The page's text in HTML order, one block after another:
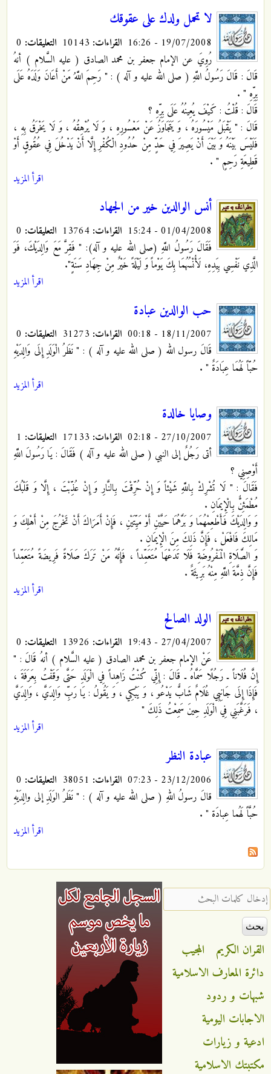
لا تحمل ولدك على عقوقك
19/07/2008 - 16:26 القراءات: التعليقات:
رُوِيَ عن الإمام جعفر بن محمد الصادق ( عليه السَّلام ) أنهُ
قَالَ : قَالَ رَسُولُ اللَّهِ ( صلى الله عليه و آله ) : " رَحِمَ اللَّهُ مَنْ أَعَانَ وَلَدَهُ عَلَى
بِرِّهِ " .
قَالَ : قُلْتُ : كَيْفَ يُعِينُهُ عَلَى بِرِّهِ ؟
قَالَ : " يَقْبَلُ مَيْسُورَهُ ، وَ يَتَجَاوَزُ عَنْ مَعْسُورِهِ ، وَ لَا يُرْهِقُهُ ، وَ لَا يَخْرَقُ بِهِ ،
فَلَيْسَ بَيْنَهُ وَ بَيْنَ أَنْ يَصِيرَ فِي حَدٍّ مِنْ حُدُودِ الْكُفْرِ إِلَّا أَنْ يَدْخُلَ فِي عُقُوقٍ أَوْ
قَطِيعَةِ رَحِمٍ " .
اقرأ المزيد
أنس الوالدين خير من الجهاد
01/04/2008 - 15:24 القراءات: التعليقات:
فَقَالَ رَسُولُ اللَّهِ (صلى الله عليه و آله): " فَقِرَّ مَعَ وَالِدَيْكَ، فَوَ
الَّذِي نَفْسِي بِيَدِهِ، لَأُنْسُهُمَا بِكَ يَوْماً وَ لَيْلَةً خَيْرٌ مِنْ جِهَادِ سَنَةٍ".
اقرأ المزيد
حب الوالدين عبادة
18/11/2007 - 00:18 القراءات: التعليقات:
قَالَ رسول الله ( صلى الله عليه و آله ) : " نَظَرُ الْوَلَدِ إِلَى وَالِدَيْهِ
حُبّاً لَهُمَا عِبَادَةٌ " .
اقرأ المزيد
وصايا خالدة
27/10/2007 - 02:18 القراءات: التعليقات:
أتى رَجُلٌ إلى النبي ( صلى الله عليه و آله ) فَقَالَ : يَا رَسُولَ اللَّهِ
أَوْصِنِي ؟
فَقَالَ : " لَا تُشْرِكْ بِاللَّهِ شَيْئاً وَ إِنْ حُرِّقْتَ بِالنَّارِ وَ إِنْ عُذِّبْتَ ، إِلَّا وَ قَلْبُكَ
مُطْمَئِنٌّ بِالْإِيمَانِ .
وَ وَالِدَيْكَ فَأَطْعِمْهُمَا وَ بَرَّهُمَا حَيَّيْنِ أَوْ مَيِّتَيْنِ ، فَإِنْ أَمَرَاكَ أَنْ تَخْرُجَ مِنْ أَهْلِكَ وَ
مَالِكَ فَافْعَلْ ، فَإِنَّ ذَلِكَ مِنَ الْإِيمَانِ .
وَ الصَّلَاةِ الْمَفْرُوضَةِ فَلَا تَدَعْهَا مُتَعَمِّداً ، فَإِنَّهُ مَنْ تَرَكَ صَلَاةً فَرِيضَةً مُتَعَمِّداً
فَإِنَّ ذِمَّةَ اللَّهِ مِنْهُ بَرِيئَةٌ .
اقرأ المزيد
الولد الصالح
27/04/2007 - 19:43 القراءات: التعليقات:
عَنْ الإمام جعفر بن محمد الصادق ( عليه السَّلام ) أنهُ قَالَ : "
إِنَّ فُلَاناً ـ رَجُلًا سَمَّاهُ ـ قَالَ : إِنِّي كُنْتُ زَاهِداً فِي الْوَلَدِ حَتَّى وَقَفْتُ بِعَرَفَةَ ،
فَإِذَا إِلَى جَانِبِي غُلَامٌ شَابٌّ يَدْعُو ، وَ يَبْكِي ، وَ يَقُولُ : يَا رَبِّ وَالِدَيَّ ، وَالِدَيَّ
، فَرَغَّبَنِي فِي الْوَلَدِ حِينَ سَمِعْتُ ذَلِكَ "
اقرأ المزيد
عبادة النظر
23/12/2006 - 07:23 القراءات: التعليقات:
قالَ رسولُ اللهِ ( صلى الله عليه و آله ) : " نَظَرُ الوَلَدِ إلى والِدَيْهِ
حُبَّاً لَهُما عِبادَة " .
اقرأ المزيد
‏إدخال كلمات البحث ‏
القران الكريم
المجيب
دائرة المعارف الاسلامية
شبهات و ردود
الاجابات اليومية
ادعية و زيارات
مكتبتك الاسلامية